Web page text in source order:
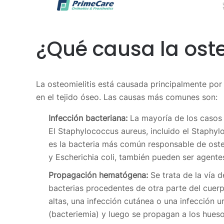
¿Qué causa la
La osteomielitis está causada principalmente
en el tejido óseo. Las causas más comunes son:
Infección bacteriana: La mayoría de los
El Staphylococcus aureus, incluido el
es la bacteria más común responsable de
y Escherichia coli, también pueden ser
Propagación hematógena: Se trata de la vía
bacterias procedentes de otra parte del
altas, una infección cutánea o una infección
(bacteriemia) y luego se propagan a los